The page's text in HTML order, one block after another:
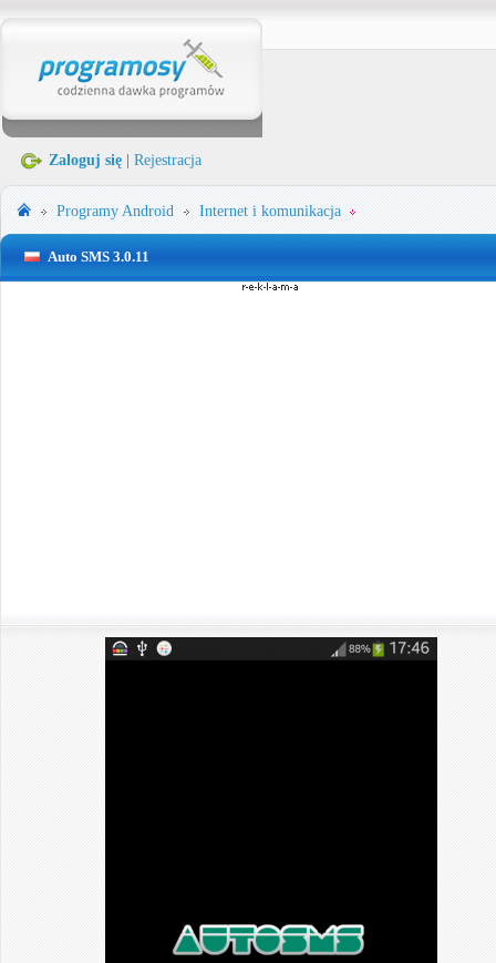
Zaloguj się Rejestracja
ProgramyAndroid Internet i komunikacja
Auto SMS 3.0.11